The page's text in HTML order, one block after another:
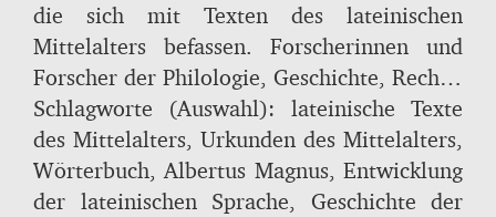
verschiedensten Fachrichtungen
entstammen, darunter
Theologie, Liturgie-
und Kirchengeschichte, Mathematik,
Alchemie und viele mehr. Hinweise auf
metrische und syntaktische Eigenheiten
ergänzen die Informationen zu den
jeweiligen Stichwörtern, deren Bedeutungen
die sich mit Texten des lateinischen
Mittelalters befassen. Forscherinnen und
Forscher der Philologie, Geschichte, Rechts-
und Kunstgeschichte, Archäologie,
Theologie und Romanistik, aber auch alle
Zweige der Naturwissenschaften finden in
ihm ein unerlässliches Hilfsmittel für ihre
Schlagworte (Auswahl): lateinische Texte
des Mittelalters, Urkunden des Mittelalters,
Wörterbuch, Albertus Magnus, Entwicklung
der lateinischen Sprache, Geschichte der